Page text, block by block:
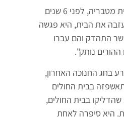
"היא באה ממשפחה מסורתית מטבריה, לפני 6 שנים
את הבית, היא פגשה
התהדק והם עברו
נותק".
בחג החנוכה האחרון,
בבית החולים
בבית החולים,
היא סיפרה לאחת